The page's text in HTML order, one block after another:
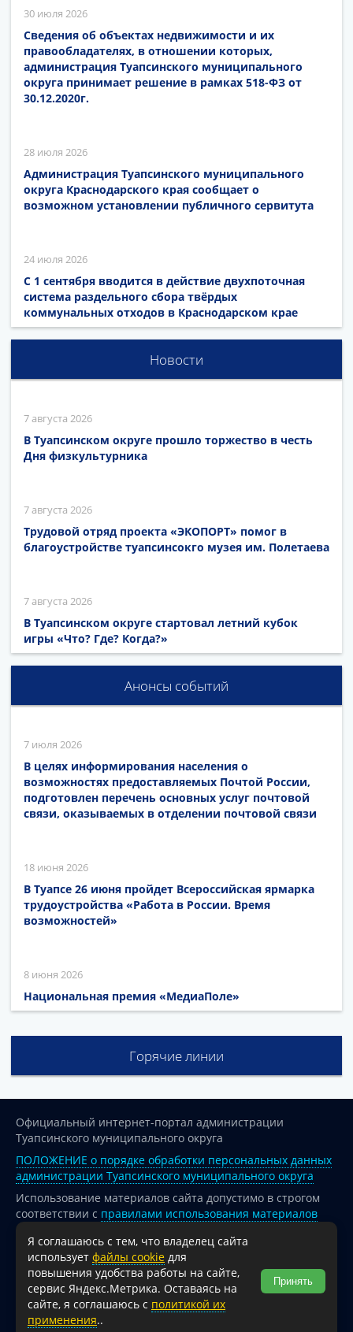
30 июля 2026
Сведения об объектах недвижимости и их
правообладателях, в отношении которых,
администрация Туапсинского муниципального
округа принимает решение в рамках 518-ФЗ от
30.12.2020г.
28 июля 2026
Администрация Туапсинского муниципального
округа Краснодарского края сообщает о
возможном установлении публичного сервитута
24 июля 2026
С 1 сентября вводится в действие двухпоточная
система раздельного сбора твёрдых
коммунальных отходов в Краснодарском крае
Новости
7 августа 2026
В Туапсинском округе прошло торжество в честь
Дня физкультурника
7 августа 2026
Трудовой отряд проекта «ЭКОПОРТ» помог в
благоустройстве туапсинсокго музея им. Полетаева
7 августа 2026
В Туапсинском округе стартовал летний кубок
игры «Что? Где? Когда?»
Анонсы событий
7 июля 2026
В целях информирования населения о
возможностях предоставляемых Почтой России,
подготовлен перечень основных услуг почтовой
связи, оказываемых в отделении почтовой связи
18 июня 2026
В Туапсе 26 июня пройдет Всероссийская ярмарка
трудоустройства «Работа в России. Время
возможностей»
8 июня 2026
Национальная премия «МедиаПоле»
Горячие линии
Официальный интернет-портал администрации
Туапсинского муниципального округа
ПОЛОЖЕНИЕ о порядке обработки персональных данных
администрации Туапсинского муниципального округа
Использование материалов сайта допустимо в строгом
соответствии с правилами использования материалов
опубликованных на сайте
При перепечатке и использовании информации ссылка
на источник обязательна.
Для сайтов и страниц сети Интернет обязательна
активная гиперссылка на официальный интернет-портал
администрации Туапсинского муниципального округа.
Я соглашаюсь с тем, что владелец сайта
использует файлы cookie для
повышения удобства работы на сайте,
сервис Яндекс.Метрика. Оставаясь на
сайте, я соглашаюсь с политикой их
применения..
Принять